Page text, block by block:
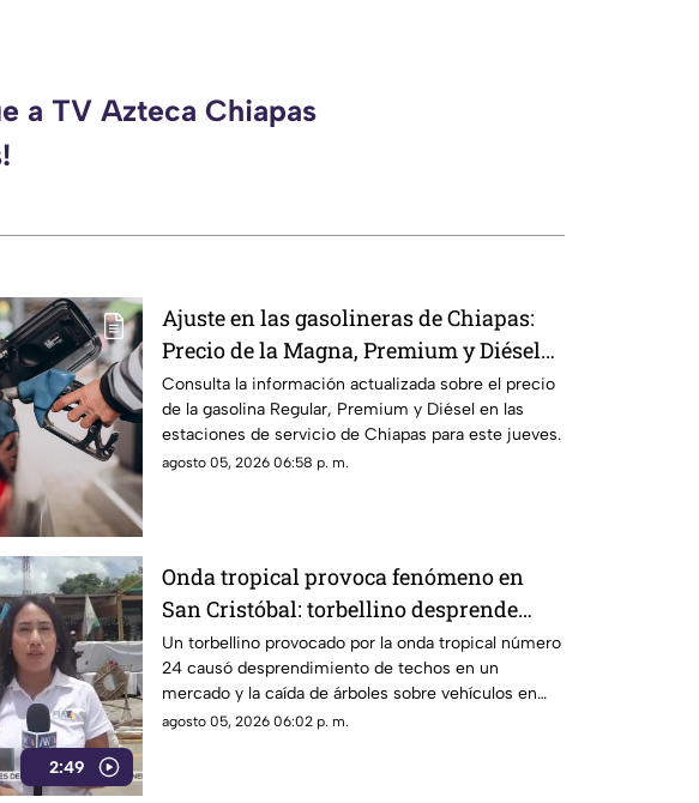
a TV Azteca Chiapas
Ajuste en las gasolineras de Chiapas:
Precio de la Magna, Premium y Diésel
este jueves 6 de agosto
Consulta la información actualizada sobre el precio
de la gasolina Regular, Premium y Diésel en las
estaciones de servicio de Chiapas para este jueves.
agosto 05, 2026 06:58 p. m.
2:49
Onda tropical provoca fenómeno en
San Cristóbal: torbellino desprende
techos de locales y derriba árboles
Un torbellino provocado por la onda tropical número
24 causó desprendimiento de techos en un
mercado y la caída de árboles sobre vehículos en
San Cristóbal de Las Casas.
agosto 05, 2026 06:02 p. m.